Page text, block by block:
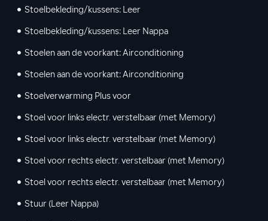
Stoelbekleding/kussens: Leer
Stoelbekleding/kussens: Leer Nappa
Stoelen aan de voorkant: Airconditioning
Stoelen aan de voorkant: Airconditioning
Stoelverwarming Plus voor
Stoel voor links electr. verstelbaar (met Memory)
Stoel voor links electr. verstelbaar (met Memory)
Stoel voor rechts electr. verstelbaar (met Memory)
Stoel voor rechts electr. verstelbaar (met Memory)
Stuur (Leer Nappa)